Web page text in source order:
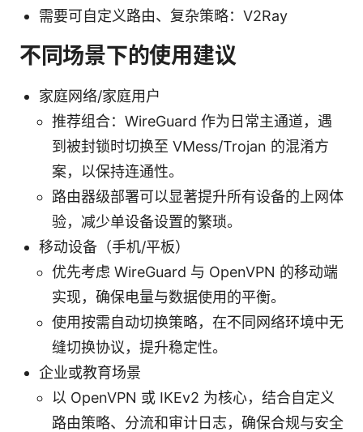
需要可自定义路由、复杂策略：V2Ray
不同场景下的使用建议
家庭网络/家庭用户
推荐组合：WireGuard 作为日常主通道，遇
到被封锁时切换至 VMess/Trojan 的混淆方
案，以保持连通性。
路由器级部署可以显著提升所有设备的上网体
验，减少单设备设置的繁琐。
移动设备（手机/平板）
优先考虑 WireGuard 与 OpenVPN 的移动端
实现，确保电量与数据使用的平衡。
使用按需自动切换策略，在不同网络环境中无
缝切换协议，提升稳定性。
企业或教育场景
以 OpenVPN 或 IKEv2 为核心，结合自定义
路由策略、分流和审计日志，确保合规与安全